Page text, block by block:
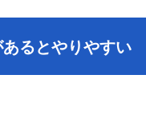
るとやりやすい